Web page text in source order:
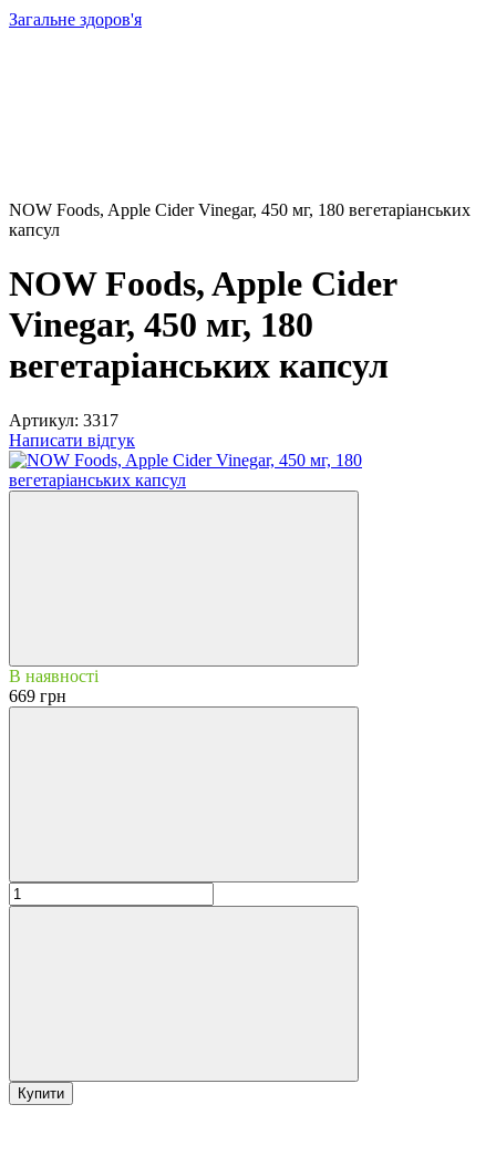
Загальне здоров'я
NOW Foods, Apple Cider Vinegar, 450 мг, 180 вегетаріанських
капсул
NOW Foods, Apple Cider
Vinegar, 450 мг, 180
вегетаріанських капсул
Артикул: 3317
Написати відгук
В наявності
669 грн
Купити